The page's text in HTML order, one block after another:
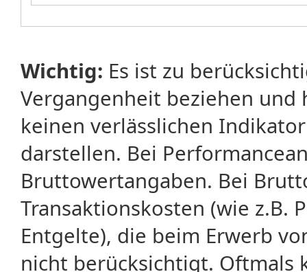
Wichtig: Es ist zu
Vergangenheit beziehen
keinen verlässlichen
darstellen. Bei
Bruttowertangaben. Bei
Transaktionskosten (wie z.B.
Entgelte), die beim Erwerb
nicht berücksichtigt. Oftmals